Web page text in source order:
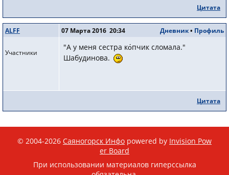
Цитата
ALFF
Участники
Дневник• Профиль
07 Марта 2016 20:34
"А у меня сестра ко́пчик сломала."
Шабудинова.
Цитата
© 2004-2026 Саяногорск Инфо powered by Invision Pow
er Board
При использовании материалов гиперссылка